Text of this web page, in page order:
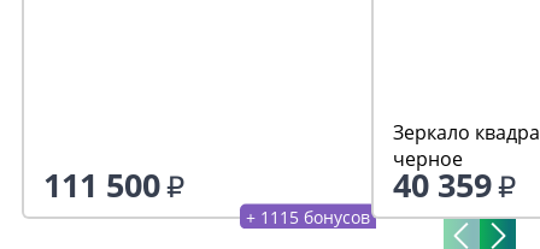
111 500
+ 1115 бонусов
Зеркало
черное
40 359